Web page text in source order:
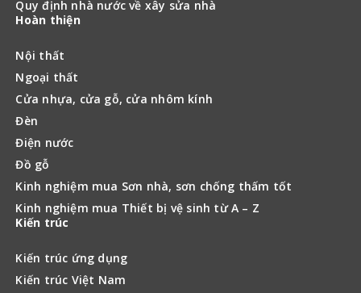
Quy định nhà nước về xây sửa nhà
Hoàn thiện
Nội thất
Ngoại thất
Cửa nhựa, cửa gỗ, cửa nhôm kính
Đèn
Điện nước
Đồ gỗ
Kinh nghiệm mua Sơn nhà, sơn chống thấm tốt
Kinh nghiệm mua Thiết bị vệ sinh từ A – Z
Kiến trúc
Kiến trúc ứng dụng
Kiến trúc Việt Nam